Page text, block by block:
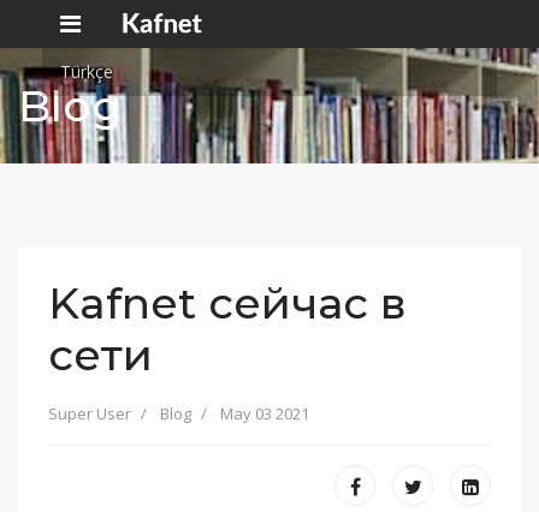
Türkçe
Blog
Kafnet сейчас в
сети
Super User Blog May 03 2021